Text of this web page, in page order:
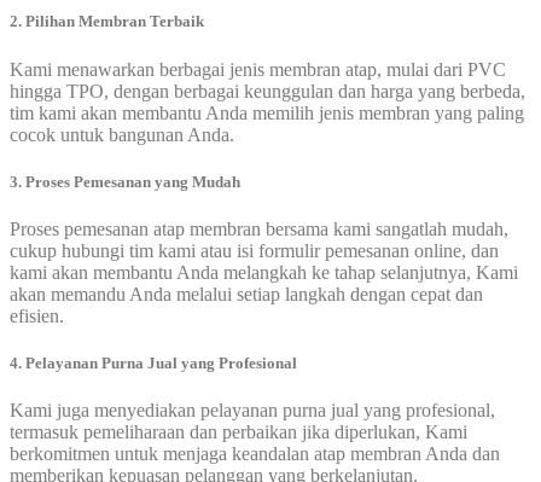
2. Pilihan Membran Terbaik
Kami menawarkan berbagai jenis membran atap, mulai dari PVC
hingga TPO, dengan berbagai keunggulan dan harga yang berbeda,
tim kami akan membantu Anda memilih jenis membran yang paling
cocok untuk bangunan Anda.
3. Proses Pemesanan yang Mudah
Proses pemesanan atap membran bersama kami sangatlah mudah,
cukup hubungi tim kami atau isi formulir pemesanan online, dan
kami akan membantu Anda melangkah ke tahap selanjutnya, Kami
akan memandu Anda melalui setiap langkah dengan cepat dan
efisien.
4. Pelayanan Purna Jual yang Profesional
Kami juga menyediakan pelayanan purna jual yang profesional,
termasuk pemeliharaan dan perbaikan jika diperlukan, Kami
berkomitmen untuk menjaga keandalan atap membran Anda dan
memberikan kepuasan pelanggan yang berkelanjutan.